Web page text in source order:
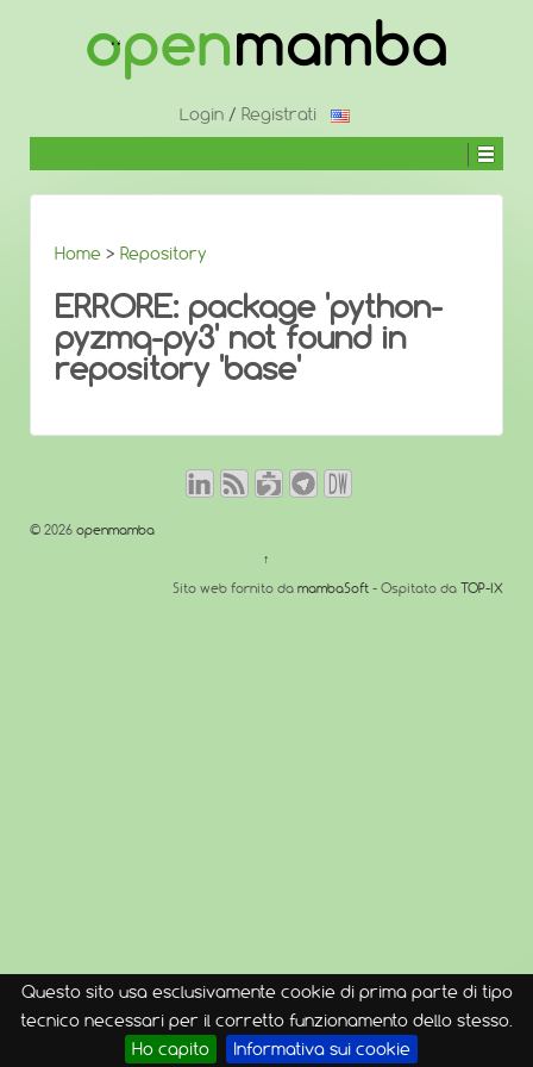
Questo sito usa esclusivamente cookie di prima parte di tipo
tecnico necessari per il corretto funzionamento dello stesso.
Ho capito
Informativa sui cookie
CONTENUTO
Login / Registrati
Home > Repository
ERRORE: package 'python-
pyzmq-py3' not found in
repository 'base'
© 2026 openmamba
↑
Sito web fornito da mambaSoft - Ospitato da TOP-IX